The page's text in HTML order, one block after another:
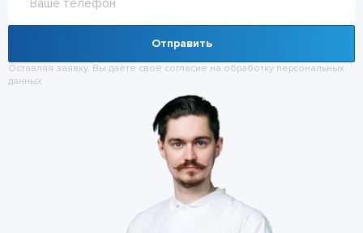
Отправить
Оставляя заявку, Вы даёте своё согласие на обработку персональных
данных